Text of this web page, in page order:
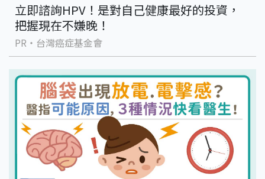
立即諮詢HPV！是對自己健康最好的投資，
把握現在不嫌晚！
PR・台灣癌症基金會